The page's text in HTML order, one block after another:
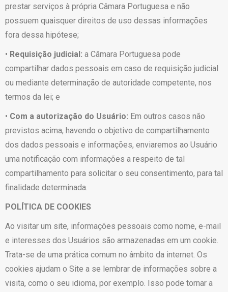
prestar serviços à própria Câmara Portuguesa e não
possuem quaisquer direitos de uso dessas informações
fora dessa hipótese;
• Requisição judicial: a Câmara Portuguesa pode
compartilhar dados pessoais em caso de requisição judicial
ou mediante determinação de autoridade competente, nos
termos da lei; e
• Com a autorização do Usuário: Em outros casos não
previstos acima, havendo o objetivo de compartilhamento
dos dados pessoais e informações, enviaremos ao Usuário
uma notificação com informações a respeito de tal
compartilhamento para solicitar o seu consentimento, para tal
finalidade determinada.
POLÍTICA DE COOKIES
Ao visitar um site, informações pessoais como nome, e-mail
e interesses dos Usuários são armazenadas em um cookie.
Trata-se de uma prática comum no âmbito da internet. Os
cookies ajudam o Site a se lembrar de informações sobre a
visita, como o seu idioma, por exemplo. Isso pode tornar a